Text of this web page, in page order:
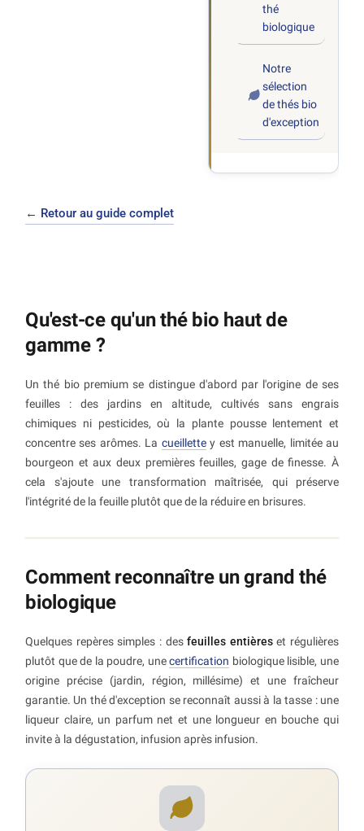
thé
biologique
Notre
sélection
de thés bio
d'exception
← Retour au guide complet
Qu'est-ce qu'un thé bio haut de
gamme ?
Un thé bio premium se distingue d'abord par l'origine de ses
feuilles : des jardins en altitude, cultivés sans engrais
chimiques ni pesticides, où la plante pousse lentement et
concentre ses arômes. La cueillettey est manuelle, limitée au
bourgeon et aux deux premières feuilles, gage de finesse. À
cela s'ajoute une transformation maîtrisée, qui préserve
l'intégrité de la feuille plutôt que de la réduire en brisures.
Comment reconnaître un grand thé
biologique
Quelques repères simples : desfeuilles entièreset régulières
plutôt que de la poudre, unecertification biologique lisible, une
origine précise (jardin, région, millésime) et une fraîcheur
garantie. Un thé d'exception se reconnaît aussi à la tasse : une
liqueur claire, un parfum net et une longueur en bouche qui
invite à la dégustation, infusion après infusion.